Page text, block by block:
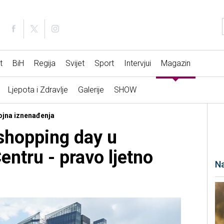
BiH Regija Svijet Sport Intervjui Magazin
Ljepota i Zdravlje Galerije SHOW
iznenađenja
day u
- pravo ljetno